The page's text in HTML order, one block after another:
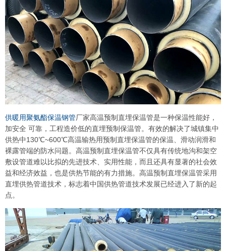
供暖用聚氨酯保温钢管厂家高温预制直埋保温管是一种保温性能好，
加安全 可靠，工程造价低的直埋预制保温管。有效的解决了城镇集中
供热中130℃~600℃高温输热用预制直埋保温管的保温、滑动润滑和
裸露管端的防水问题。高温预制直埋保温管不仅具有传统地沟和架空
敷设管道难以比拟的先进技术、实用性能，而且还具有显著的社会效
益和经济效益，也是供热节能的有力措施。高温预制直埋保温管采用
直埋供热管道技术，标志着中国供热管道技术发展已经进入了新的起
点。